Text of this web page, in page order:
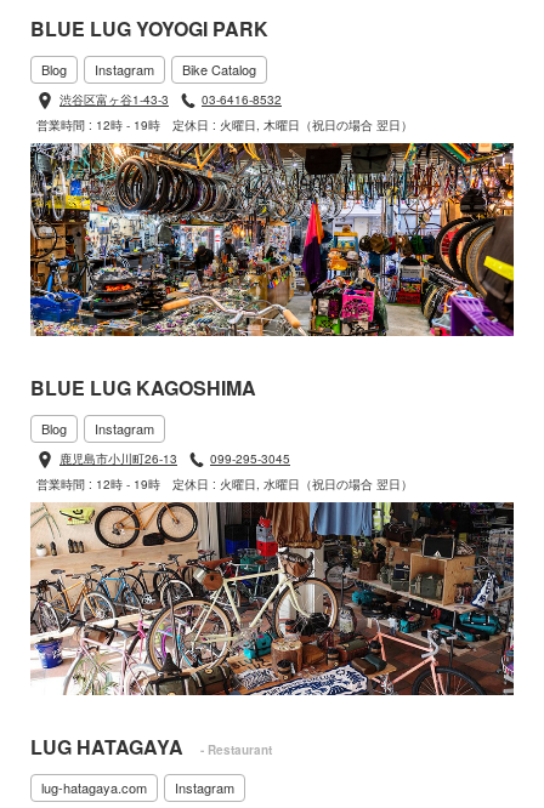
BLUE LUG YOYOGI PARK
Blog Instagram Bike Catalog
渋谷区富ヶ谷1-43-3
03-6416-8532
営業時間 : 12時 - 19時
定休日 : 火曜日, 木曜日（祝日の場合 翌日）
BLUE LUG KAGOSHIMA
Blog Instagram
鹿児島市小川町26-13
099-295-3045
営業時間 : 12時 - 19時
定休日 : 火曜日, 水曜日（祝日の場合 翌日）
LUG HATAGAYA - Restaurant
lug-hatagaya.com Instagram